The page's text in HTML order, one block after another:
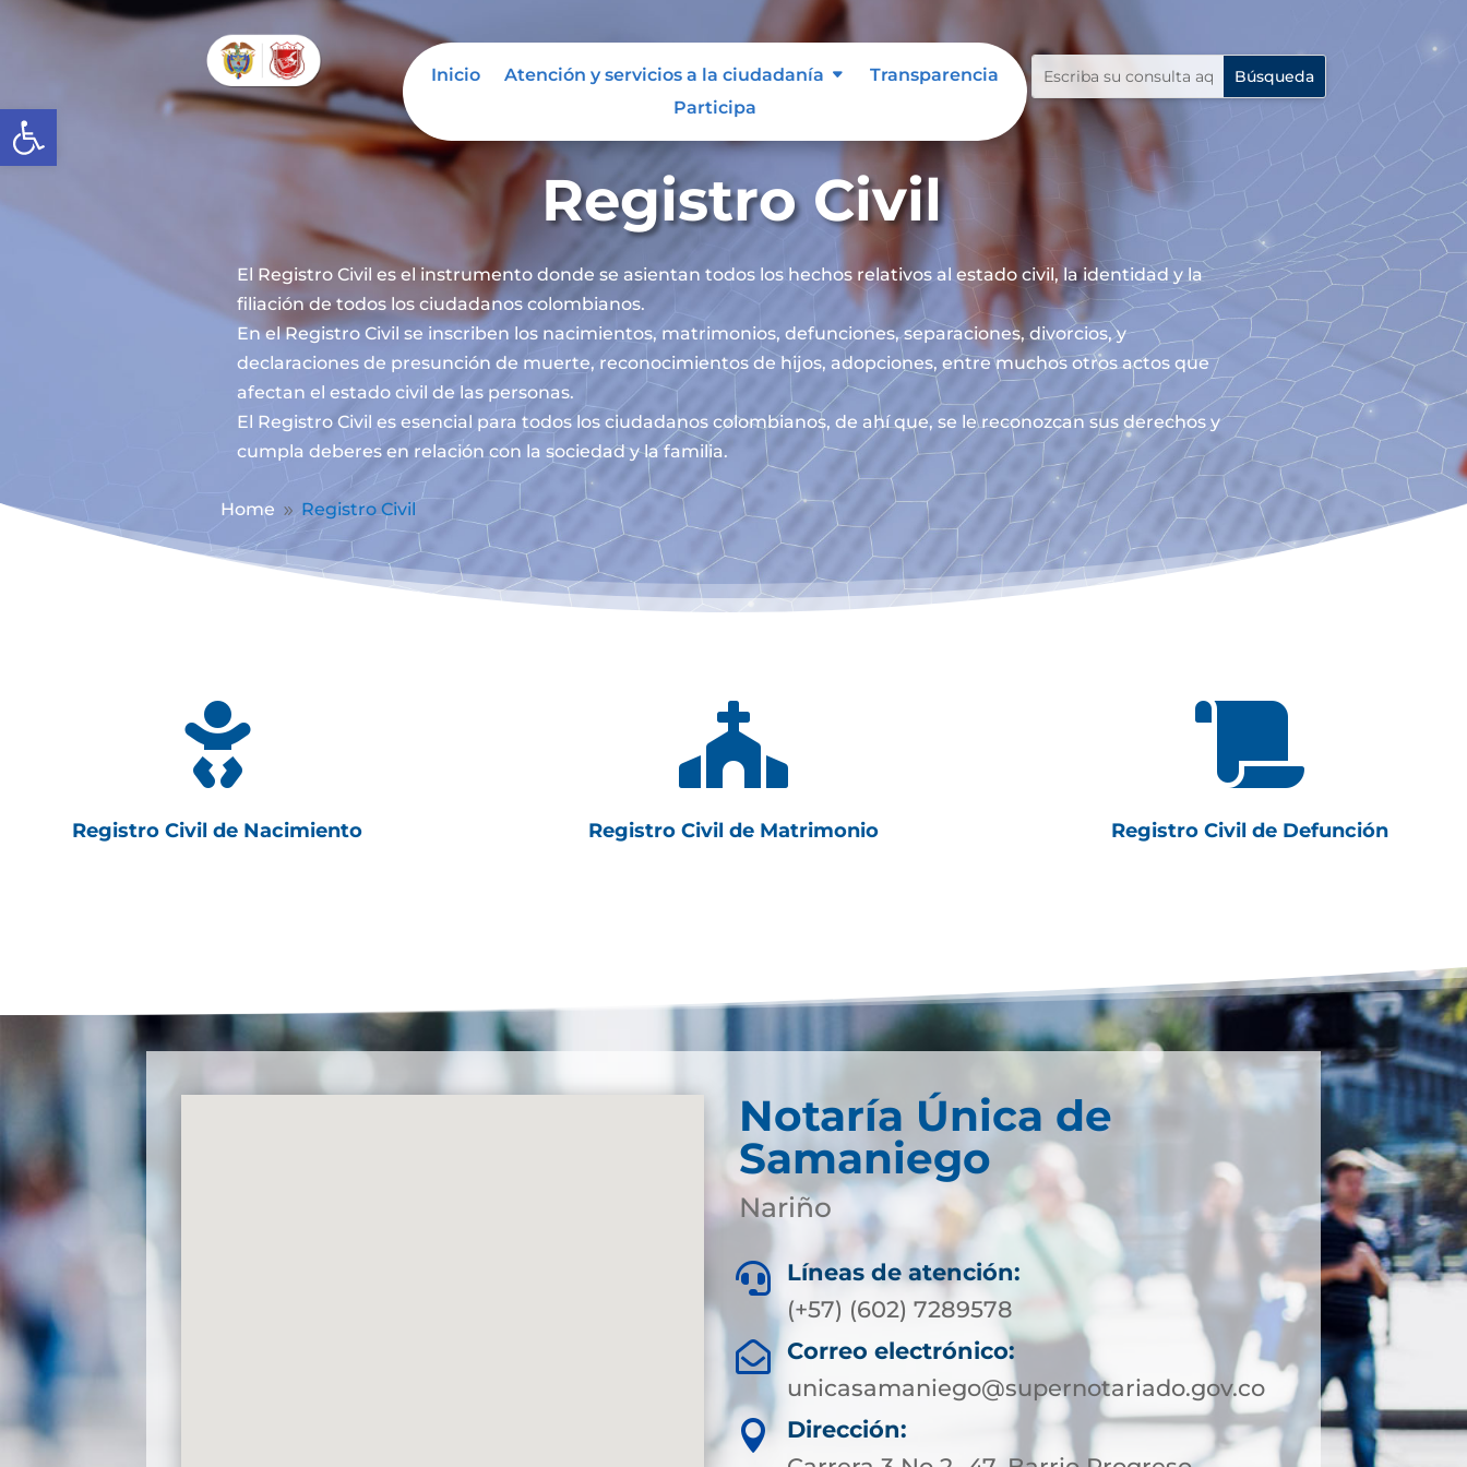
Abrir barra de herramientas
Inicio Atención y servicios a la ciudadanía
Transparencia
Participa
Registro Civil
El Registro Civil es el instrumento donde se asientan todos los hechos relativos al estado civil, la identidad y la
filiación de todos los ciudadanos colombianos.
En el Registro Civil se inscriben los nacimientos, matrimonios, defunciones, separaciones, divorcios, y
declaraciones de presunción de muerte, reconocimientos de hijos, adopciones, entre muchos otros actos que
afectan el estado civil de las personas.
El Registro Civil es esencial para todos los ciudadanos colombianos, de ahí que, se le reconozcan sus derechos y
cumpla deberes en relación con la sociedad y la familia.
Home 9 Registro Civil

Registro Civil de Nacimiento

Registro Civil de Matrimonio

Registro Civil de Defunción
Notaría Única de
Samaniego
Nariño

Líneas de atención:
(+57) (602) 7289578

Correo electrónico:
unicasamaniego@supernotariado.gov.co

Dirección: